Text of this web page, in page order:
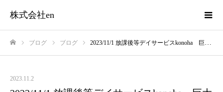
株式会社en
ブログ ブログ 2023/11/1 放課後等デイサービスkonoha 巨大すごろく＆押出公園
2023.11.2